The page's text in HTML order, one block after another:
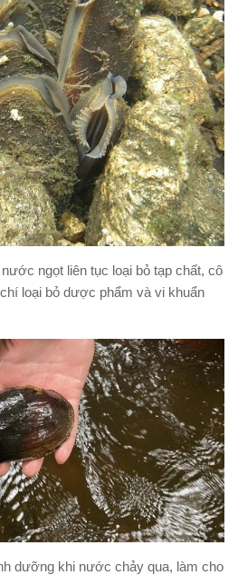
ngọt liên tục loại bỏ tạp chất, cô
loại bỏ dược phẩm và vi khuẩn
dưỡng khi nước chảy qua, làm cho